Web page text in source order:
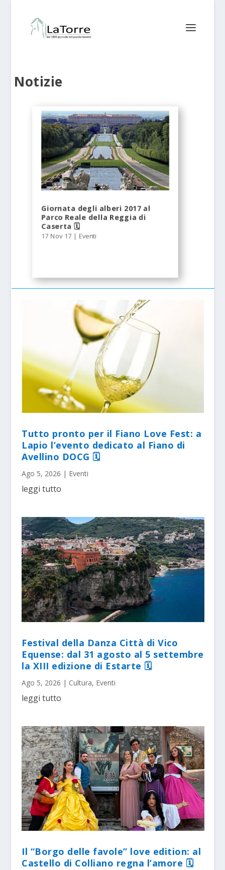
Notizie
Giornata degli alberi 2017 al
Parco Reale della Reggia di
Caserta 🗓
17 Nov 17 | Eventi
Tutto pronto per il Fiano Love Fest: a
Lapio l’evento dedicato al Fiano di
Avellino DOCG 🗓
Ago 5, 2026 | Eventi
leggi tutto
Festival della Danza Città di Vico
Equense: dal 31 agosto al 5 settembre
la XIII edizione di Estarte 🗓
Ago 5, 2026 | Cultura, Eventi
leggi tutto
Il “Borgo delle favole” love edition: al
Castello di Colliano regna l’amore 🗓